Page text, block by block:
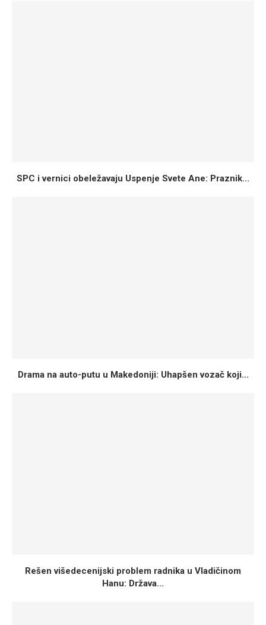
SPC i vernici obeležavaju Uspenje Svete Ane: Praznik...
Drama na auto-putu u Makedoniji: Uhapšen vozač koji...
Rešen višedecenijski problem radnika u Vladičinom
Hanu: Država...